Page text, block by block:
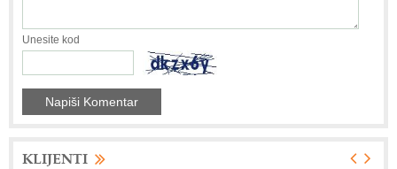
Unesite kod
KLIJENTI